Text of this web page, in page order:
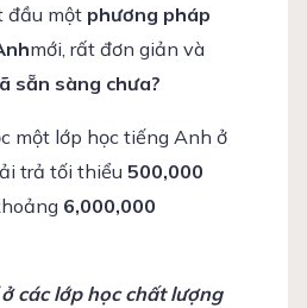
đầu một phương pháp
mới, rất đơn giản và
sẵn sàng chưa?
một lớp học tiếng Anh ở
trả tối thiểu500,000
6,000,000
các lớp học chất lượng